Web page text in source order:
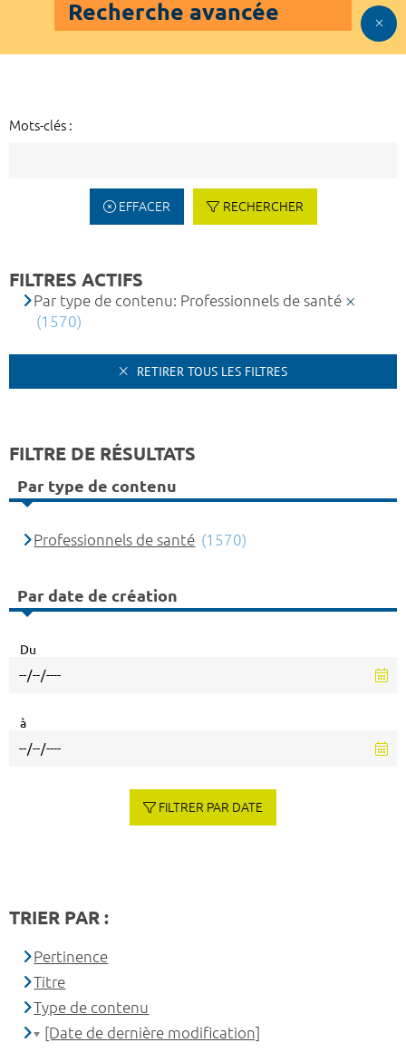
Recherche avancée
Mots-clés :
EFFACER RECHERCHER
FILTRES ACTIFS
Par type de contenu: Professionnels de santé
(1570)
RETIRER TOUS LES FILTRES
FILTRE DE RÉSULTATS
Par type de contenu
Professionnels de santé (1570)
Par date de création
Du
à
FILTRER PAR DATE
TRIER PAR :
Pertinence
Titre
Type de contenu
[Date de dernière modification]